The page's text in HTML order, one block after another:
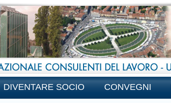
DIVENTARE SOCIO CONVEGNI